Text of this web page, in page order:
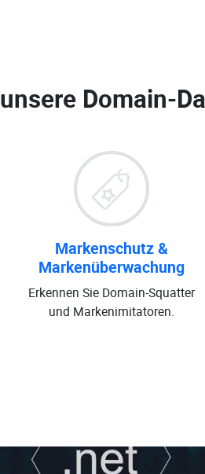
Domain-
Markenschutz &
Markenüberwachung
Erkennen Sie Domain-Squatter
und Markenimitatoren.